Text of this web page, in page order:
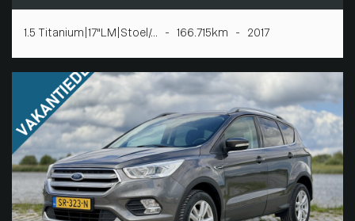
1.5 Titanium|17"LM|Stoel/... - 166.715km - 2017